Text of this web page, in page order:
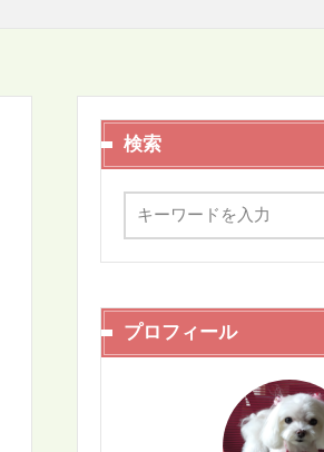
検索
プロフィール